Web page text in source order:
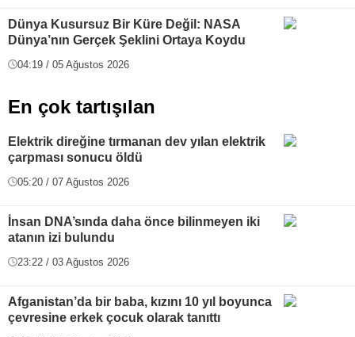
Dünya Kusursuz Bir Küre Değil: NASA
Dünya’nın Gerçek Şeklini Ortaya Koydu
04:19 / 05 Ağustos 2026
En çok tartışılan
Elektrik direğine tırmanan dev yılan elektrik
çarpması sonucu öldü
05:20 / 07 Ağustos 2026
İnsan DNA’sında daha önce bilinmeyen iki
atanın izi bulundu
23:22 / 03 Ağustos 2026
Afganistan’da bir baba, kızını 10 yıl boyunca
çevresine erkek çocuk olarak tanıttı